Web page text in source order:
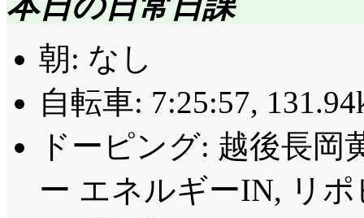
朝: なし
自転車: 7:25:57,
ドーピング: 越後長
ー エネルギーIN, リ